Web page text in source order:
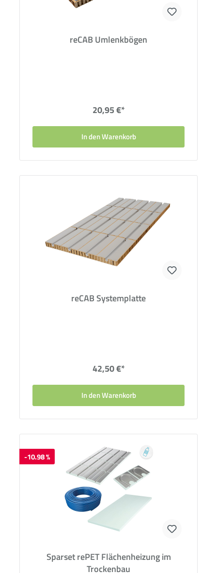
reCAB Umlenkbögen
20,95 €*
In den Warenkorb
reCAB Systemplatte
42,50 €*
In den Warenkorb
-10.98 %
Sparset rePET Flächenheizung im
Trockenbau